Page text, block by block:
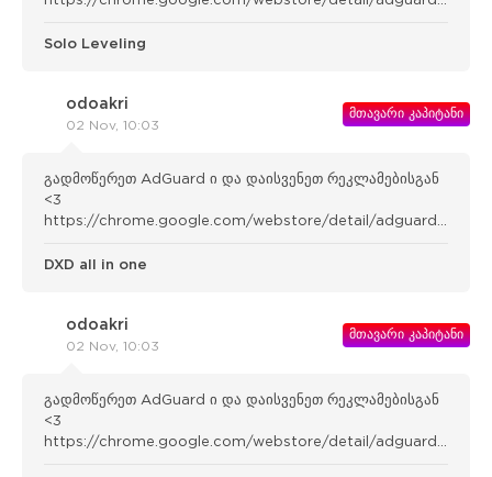
Solo Leveling
odoakri
02 Nov, 10:03
მთავარი კაპიტანი
გადმოწერეთ AdGuard ი და დაისვენეთ რეკლამებისგან
<3
https://chrome.google.com/webstore/detail/adguard-
DXD all in one
odoakri
02 Nov, 10:03
მთავარი კაპიტანი
გადმოწერეთ AdGuard ი და დაისვენეთ რეკლამებისგან
<3
https://chrome.google.com/webstore/detail/adguard-